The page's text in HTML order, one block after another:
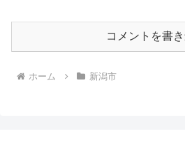
コメントを書
ホーム 新潟市